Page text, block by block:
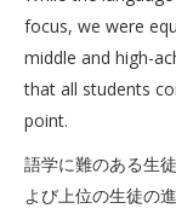
focus, we were
middle and high-
that all students
point.
語学に難のある生
よび上位の生徒の